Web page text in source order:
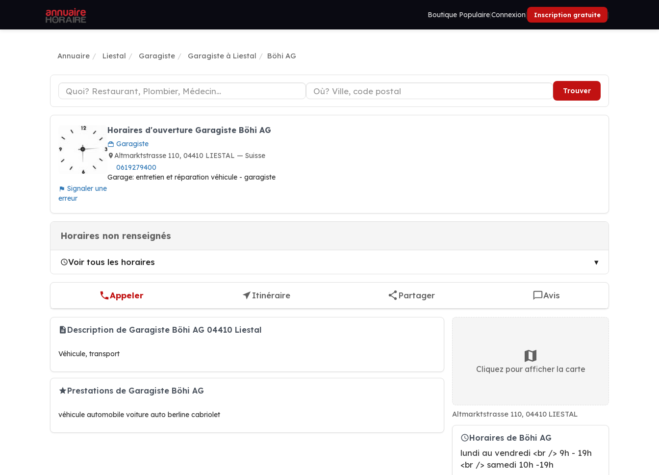
Boutique Populaire|Connexion| Inscription gratuite |
Annuaire Liestal Garagiste Garagiste à Liestal Böhi AG
Trouver
Signaler une
erreur
Horaires d'ouverture Garagiste Böhi AG
Garagiste
Altmarktstrasse 110, 04410 LIESTAL — Suisse
0619279400
Garage: entretien et réparation véhicule - garagiste
Horaires non renseignés
Voir tous les horaires
Appeler Itinéraire Partager Avis
Description de Garagiste Böhi AG 04410 Liestal
Véhicule, transport
Prestations de Garagiste Böhi AG
véhicule automobile voiture auto berline cabriolet
Cliquez pour afficher la carte
Altmarktstrasse 110, 04410 LIESTAL
Horaires de Böhi AG
lundi au vendredi <br /> 9h - 19h
<br /> samedi 10h -19h